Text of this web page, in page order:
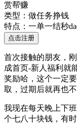
赏帮赚
类型：做任务挣钱
特点：一单一结秒
点击注册
首次接触的朋友，
成首页-新人福利就
奖励哈，这个一定
取，过期后就再也
我现在每天晚上下
个七八十块钱，有